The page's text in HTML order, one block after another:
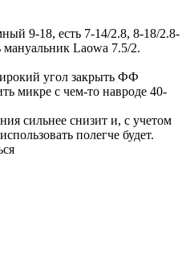
9-18, есть 7-14/2.8, 8-18/2.8-
мануальник Laowa 7.5/2.
угол закрыть ФФ
микре с чем-то навроде 40-
сильнее снизит и, с учетом
полегче будет.